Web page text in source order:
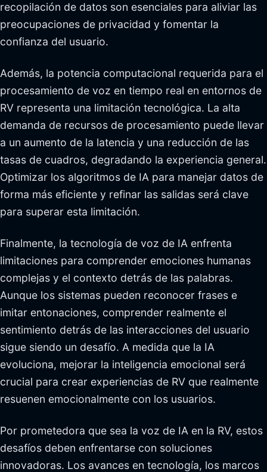
recopilación de datos son esenciales para aliviar las
preocupaciones de privacidad y fomentar la
confianza del usuario.
Además, la potencia computacional requerida para el
procesamiento de voz en tiempo real en entornos de
RV representa una limitación tecnológica. La alta
demanda de recursos de procesamiento puede llevar
a un aumento de la latencia y una reducción de las
tasas de cuadros, degradando la experiencia general.
Optimizar los algoritmos de IA para manejar datos de
forma más eficiente y refinar las salidas será clave
para superar esta limitación.
Finalmente, la tecnología de voz de IA enfrenta
limitaciones para comprender emociones humanas
complejas y el contexto detrás de las palabras.
Aunque los sistemas pueden reconocer frases e
imitar entonaciones, comprender realmente el
sentimiento detrás de las interacciones del usuario
sigue siendo un desafío. A medida que la IA
evoluciona, mejorar la inteligencia emocional será
crucial para crear experiencias de RV que realmente
resuenen emocionalmente con los usuarios.
Por prometedora que sea la voz de IA en la RV, estos
desafíos deben enfrentarse con soluciones
innovadoras. Los avances en tecnología, los marcos